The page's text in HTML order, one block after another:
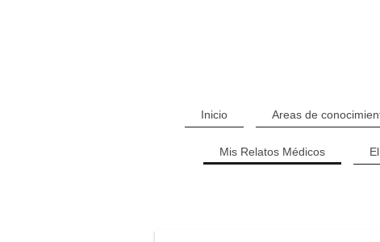
Inicio Areas de
Mis Relatos Médicos